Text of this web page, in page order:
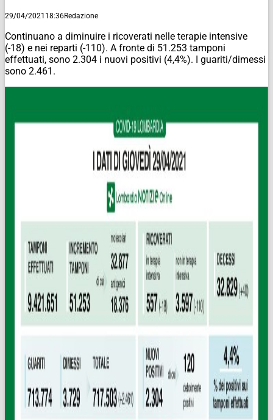
29/04/2021 18:36Redazione
Continuano a diminuire i ricoverati nelle terapie intensive
(-18) e nei reparti (-110). A fronte di 51.253 tamponi
effettuati, sono 2.304 i nuovi positivi (4,4%). I guariti/dimessi
sono 2.461.